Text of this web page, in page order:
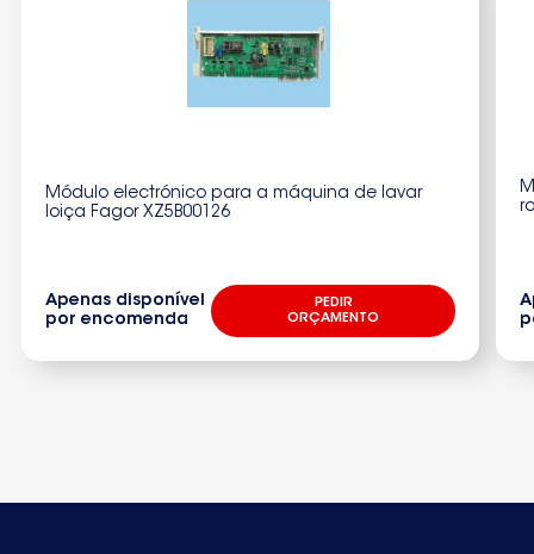
Módulo electrónico para a máquina de lavar
loiça Fagor XZ5B00126
Apenas disponível
por encomenda
PEDIR
ORÇAMENTO